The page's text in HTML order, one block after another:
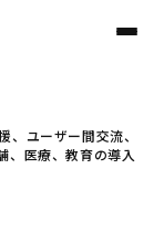
、ユーザー間交流、
、医療、教育の導入